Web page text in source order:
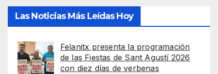
Las Noticias Más Leídas Hoy
Felanitx presenta la programación
de las Fiestas de Sant Agustí 2026
con diez días de verbenas